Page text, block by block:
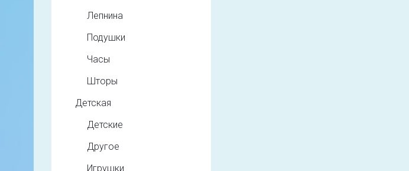
Лепнина
Подушки
Часы
Шторы
Детская
Детские
Другое
Игрушки